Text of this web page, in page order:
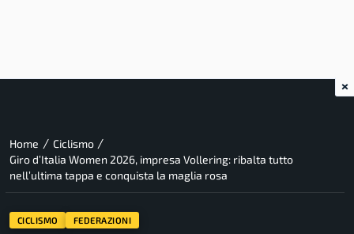
Home / Ciclismo /
Giro d’Italia Women 2026, impresa Vollering: ribalta tutto
nell’ultima tappa e conquista la maglia rosa
CICLISMO FEDERAZIONI
×